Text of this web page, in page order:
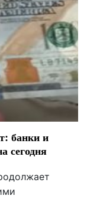
банки и
сегодня